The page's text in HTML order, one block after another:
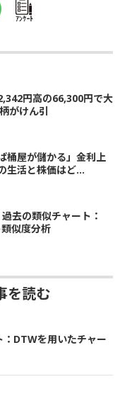
ｱﾝｹｰﾄ
円高の66,300円で大
がけん引
桶屋が儲かる」金利上
生活と株価はど...
去の類似チャート：
似度分析
を読む
：DTWを用いたチャー